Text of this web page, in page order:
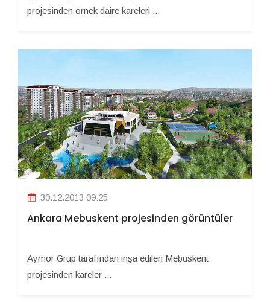
projesinden örnek daire kareleri ...
30.12.2013 09:25
Ankara Mebuskent projesinden görüntüler
Aymor Grup tarafından inşa edilen Mebuskent
projesinden kareler ...